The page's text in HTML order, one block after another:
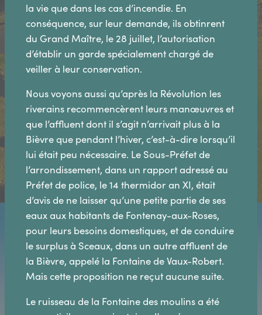
la vie que dans les cas d’incendie. En
conséquence, sur leur demande, ils obtinrent
du Grand Maître, le 28 juillet, l’autorisation
d’établir un garde spécialement chargé de
veiller à leur conservation.
Nous voyons aussi qu’après la Révolution les
riverains recommencèrent leurs manœuvres et
que l’affluent dont il s’agit n’arrivait plus à la
Bièvre que pendant l’hiver, c’est-à-dire lorsqu’il
lui était peu nécessaire. Le Sous-Préfet de
l’arrondissement, dans un rapport adressé au
Préfet de police, le 14 thermidor an XI, était
d’avis de ne laisser qu’une petite partie de ses
eaux aux habitants de Fontenay-aux-Roses,
pour leurs besoins domestiques, et de conduire
le surplus à Sceaux, dans un autre affluent de
la Bièvre, appelé la Fontaine de Vaux-Robert.
Mais cette proposition ne reçut aucune suite.
Le ruisseau de la Fontaine des moulins a été